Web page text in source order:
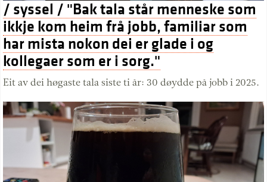
/ syssel / "Bak tala står menneske som
ikkje kom heim frå jobb, familiar som
har mista nokon dei er glade i og
kollegaer som er i sorg."
Eit av dei høgaste tala siste ti år: 30 døydde på jobb i 2025.